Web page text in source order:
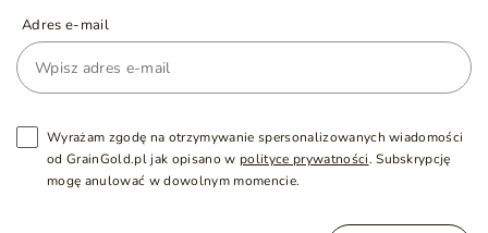
Adres e-mail
Wyrażam zgodę na otrzymywanie spersonalizowanych wiadomości
od GrainGold.pl jak opisano w polityce prywatności. Subskrypcję
mogę anulować w dowolnym momencie.